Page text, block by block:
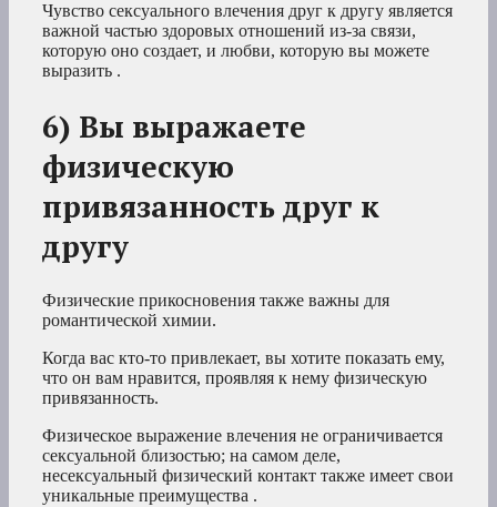
Чувство сексуального влечения друг к другу является
важной частью здоровых отношений из-за связи,
которую оно создает, и любви, которую вы можете
выразить .
6) Вы выражаете
физическую
привязанность друг к
другу
Физические прикосновения также важны для
романтической химии.
Когда вас кто-то привлекает, вы хотите показать ему,
что он вам нравится, проявляя к нему физическую
привязанность.
Физическое выражение влечения не ограничивается
сексуальной близостью; на самом деле,
несексуальный физический контакт также имеет свои
уникальные преимущества .